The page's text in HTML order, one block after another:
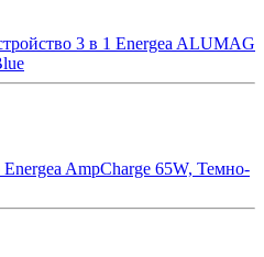
3 в 1 Energea ALUMAG
Energea AmpCharge 65W, Темно-